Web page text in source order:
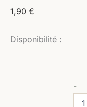
1,90 €
Disponibilité :
-